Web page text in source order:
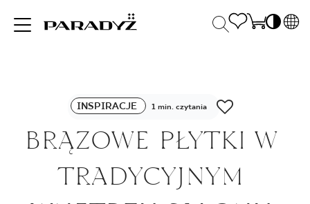
INSPIRACJE
PRODUKTY
INSPIRACJE 1 min. czytania
BRĄZOWE PŁYTKI W
TRADYCYJNYM